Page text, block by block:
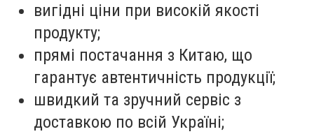
вигідні ціни при високій якості
продукту;
прямі постачання з Китаю, що
гарантує автентичність продукції;
швидкий та зручний сервіс з
доставкою по всій Україні;